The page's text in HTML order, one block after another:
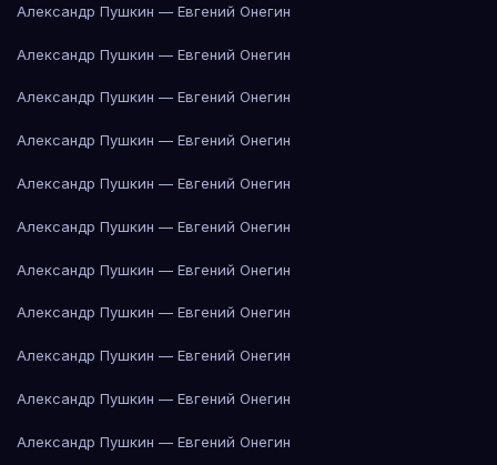
Александр Пушкин — Евгений Онегин
Александр Пушкин — Евгений Онегин
Александр Пушкин — Евгений Онегин
Александр Пушкин — Евгений Онегин
Александр Пушкин — Евгений Онегин
Александр Пушкин — Евгений Онегин
Александр Пушкин — Евгений Онегин
Александр Пушкин — Евгений Онегин
Александр Пушкин — Евгений Онегин
Александр Пушкин — Евгений Онегин
Александр Пушкин — Евгений Онегин